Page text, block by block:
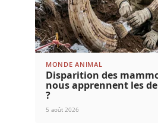
MONDE ANIMAL
Disparition des
nous apprennent les
?
5 août 2026